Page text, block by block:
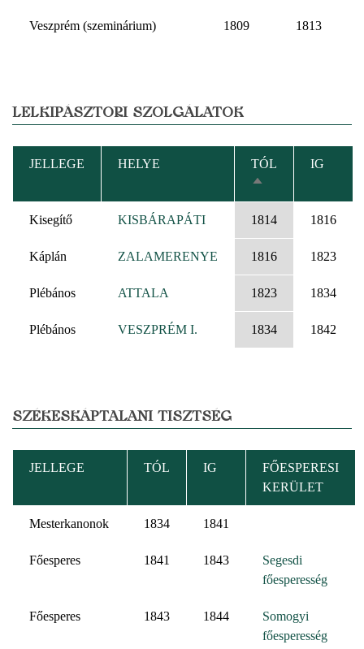
Veszprém (szeminárium) 1809 1813
LELKIPÁSZTORI SZOLGÁLATOK
JELLEGE HELYE
TÓL
CSÖKKENŐ
RENDEZÉS
IG
Kisegítő KISBÁRAPÁTI 1814 1816
Káplán ZALAMERENYE 1816 1823
Plébános ATTALA 1823 1834
Plébános VESZPRÉM I. 1834 1842
SZÉKESKÁPTALANI TISZTSÉG
JELLEGE TÓL IG
FŐESPERESI
KERÜLET
Mesterkanonok 1834 1841
Főesperes 1841 1843
Segesdi
főesperesség
Főesperes 1843 1844
Somogyi
főesperesség